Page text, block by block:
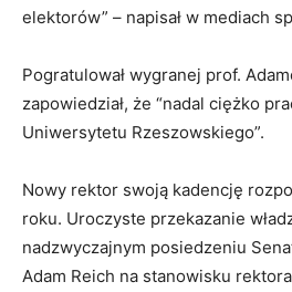
elektorów” – napisał w mediach
Pogratulował wygranej prof.
zapowiedział, że “nadal ciężko
Uniwersytetu Rzeszowskiego”.
Nowy rektor swoją kadencję
roku. Uroczyste przekazanie
nadzwyczajnym posiedzeniu
Adam Reich na stanowisku